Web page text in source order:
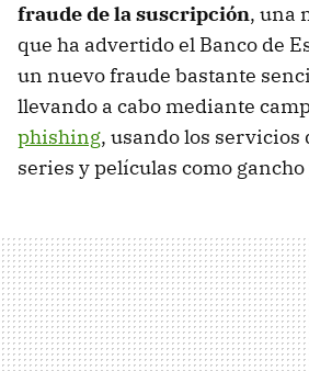
fraude de la suscripción, una
que ha advertido el Banco de
un nuevo fraude bastante
llevando a cabo mediante
phishing, usando los servicios
series y películas como